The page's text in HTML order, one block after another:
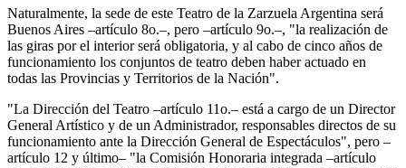
Naturalmente, la sede de este Teatro de la Zarzuela Argentina será
Buenos Aires –artículo 8o.–, pero –artículo 9o.–, "la realización de
las giras por el interior será obligatoria, y al cabo de cinco años de
funcionamiento los conjuntos de teatro deben haber actuado en
todas las Provincias y Territorios de la Nación".
"La Dirección del Teatro –artículo 11o.– está a cargo de un Director
General Artístico y de un Administrador, responsables directos de su
funcionamiento ante la Dirección General de Espectáculos", pero –
artículo 12 y último– "la Comisión Honoraria integrada –artículo